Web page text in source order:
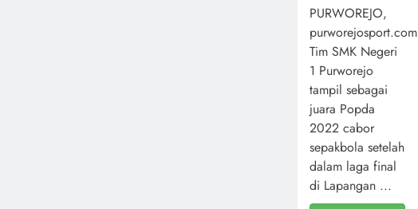
PURWOREJO,
purworejosport.com,
Tim SMK Negeri
1 Purworejo
tampil sebagai
juara Popda
2022 cabor
sepakbola setelah
dalam laga final
di Lapangan ...